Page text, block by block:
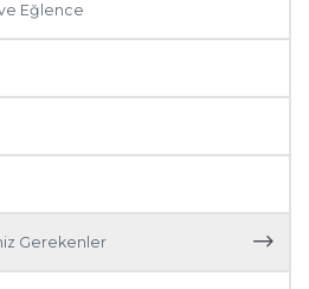
Eğlence
Gerekenler